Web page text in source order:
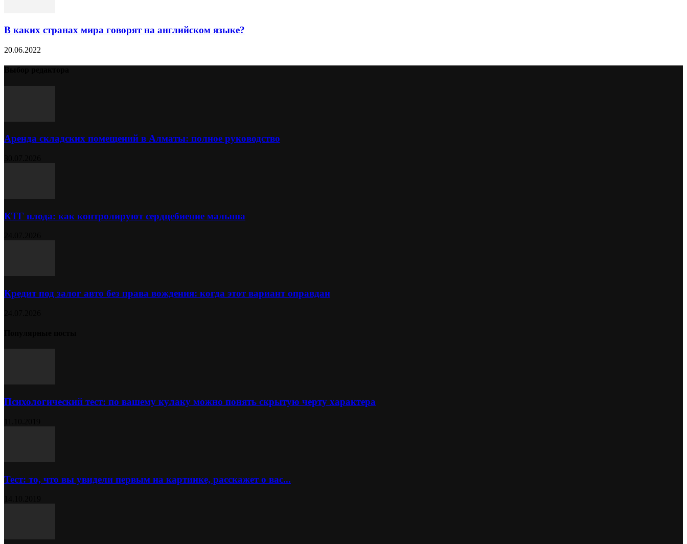
В каких странах мира говорят на английском языке?
20.06.2022
Аренда складских помещений в Алматы: полное руководство
КТГ плода: как контролируют сердцебиение малыша
Кредит под залог авто без права вождения: когда этот вариант оправдан
Психологический тест: по вашему кулаку можно понять скрытую черту характера
Тест: то, что вы увидели первым на картинке, расскажет о вас...